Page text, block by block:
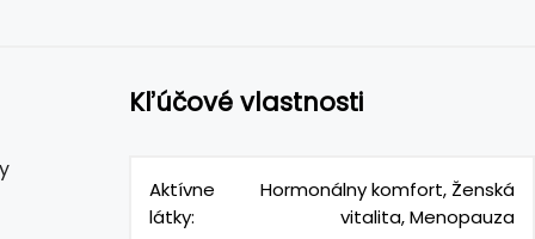
Kľúčové vlastnosti
Aktívne
látky:
Hormonálny komfort, Ženská
vitalita, Menopauza